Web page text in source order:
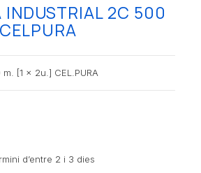
INDUSTRIAL 2C 500
[1 x 2u.] CEL.PURA
d’entre 2 i 3 dies